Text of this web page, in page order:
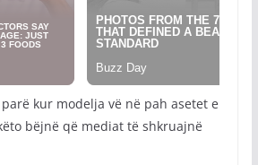
kur modelja vë në pah asetet e
bëjnë që mediat të shkruajnë